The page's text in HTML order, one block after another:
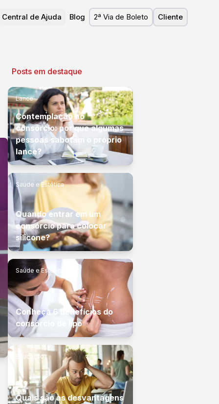
Central de Ajuda Blog 2ª Via de Boleto Cliente
Posts em destaque
Lance
Contemplação no
consórcio: por que algumas
pessoas sabotam o próprio
lance?
Saúde e Estética
Quando entrar em um
consórcio para colocar
silicone?
Saúde e Estética
Conheça 6 benefícios do
consórcio de lipo
Educação
Quais são as desvantagens